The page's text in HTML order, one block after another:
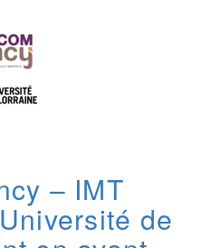
– IMT
de